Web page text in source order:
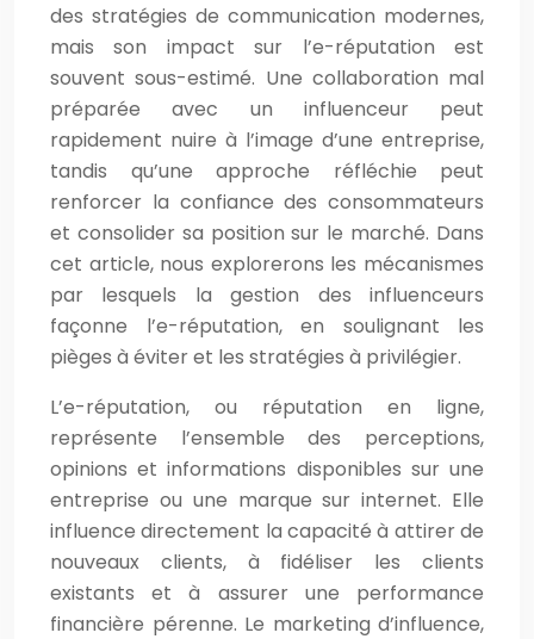
des stratégies de communication modernes,
mais son impact sur l’e-réputation est
souvent sous-estimé. Une collaboration mal
préparée avec un influenceur peut
rapidement nuire à l’image d’une entreprise,
tandis qu’une approche réfléchie peut
renforcer la confiance des consommateurs
et consolider sa position sur le marché. Dans
cet article, nous explorerons les mécanismes
par lesquels la gestion des influenceurs
façonne l’e-réputation, en soulignant les
pièges à éviter et les stratégies à privilégier.
L’e-réputation, ou réputation en ligne,
représente l’ensemble des perceptions,
opinions et informations disponibles sur une
entreprise ou une marque sur internet. Elle
influence directement la capacité à attirer de
nouveaux clients, à fidéliser les clients
existants et à assurer une performance
financière pérenne. Le marketing d’influence,